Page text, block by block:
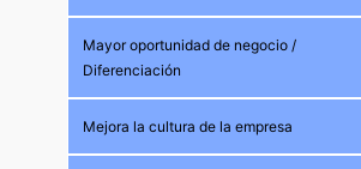
Mayor oportunidad de negocio /
Diferenciación
Mejora la cultura de la empresa